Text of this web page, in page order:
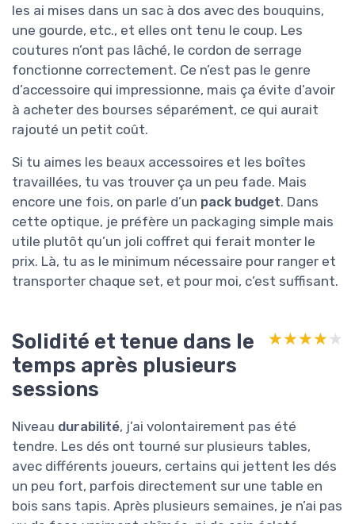
les ai mises dans un sac à dos avec des bouquins,
une gourde, etc., et elles ont tenu le coup. Les
coutures n’ont pas lâché, le cordon de serrage
fonctionne correctement. Ce n’est pas le genre
d’accessoire qui impressionne, mais ça évite d’avoir
à acheter des bourses séparément, ce qui aurait
rajouté un petit coût.
Si tu aimes les beaux accessoires et les boîtes
travaillées, tu vas trouver ça un peu fade. Mais
encore une fois, on parle d’un pack budget. Dans
cette optique, je préfère un packaging simple mais
utile plutôt qu’un joli coffret qui ferait monter le
prix. Là, tu as le minimum nécessaire pour ranger et
transporter chaque set, et pour moi, c’est suffisant.
Solidité et tenue dans le
temps après plusieurs
sessions
★★★★★
★★★★★
Niveau durabilité, j’ai volontairement pas été
tendre. Les dés ont tourné sur plusieurs tables,
avec différents joueurs, certains qui jettent les dés
un peu fort, parfois directement sur une table en
bois sans tapis. Après plusieurs semaines, je n’ai pas